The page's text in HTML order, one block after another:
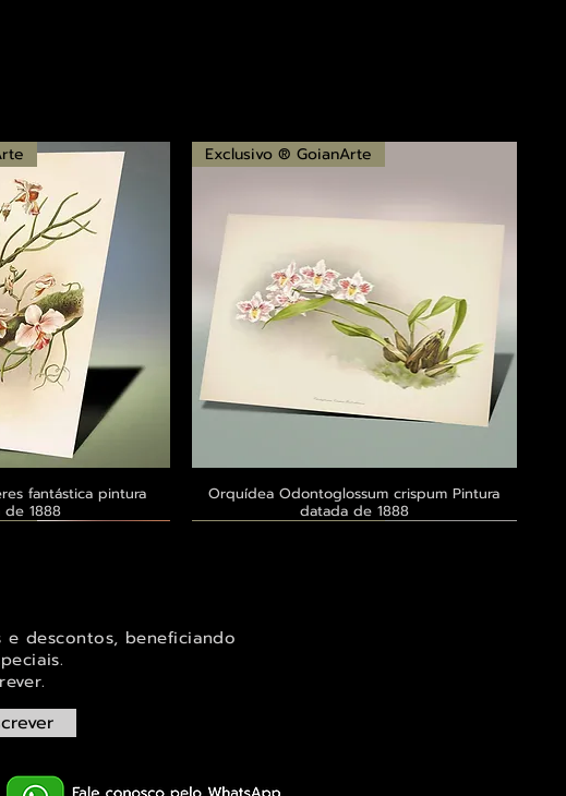
rápida
fantástica pintura
de 1888
Visualização rápida
Exclusivo ® GoianArte
Orquídea Odontoglossum crispum Pintura
datada de 1888
e descontos, beneficiando